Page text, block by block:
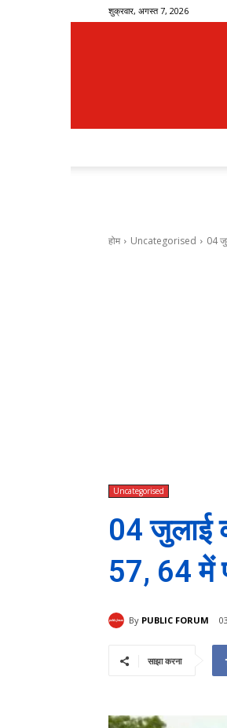
शुक्रवार, अगस्त 7, 2026
होम Uncategorised 04
Uncategorised
04 जुलाई
57, 64 में
By PUBLIC FORUM
साझा करना